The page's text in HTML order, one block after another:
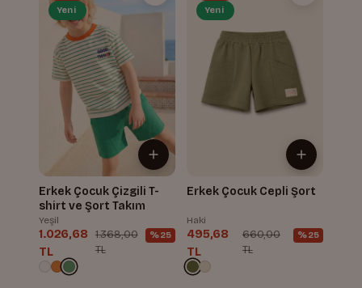
Yeni
Erkek Çocuk Çizgili T-
shirt ve Şort Takım
Yeşil
1.026,68
TL
1.368,00
TL
%25
Yeni
Erkek Çocuk Cepli Şort
Haki
495,68
TL
660,00
TL
%25